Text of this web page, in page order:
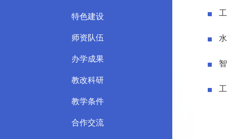
特色建设
师资队伍
办学成果
教改科研
教学条件
合作交流